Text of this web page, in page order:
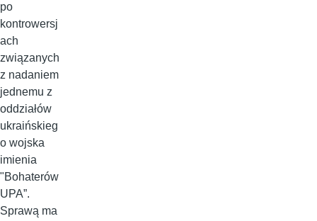
po
kontrowersj
ach
związanych
z nadaniem
jednemu z
oddziałów
ukraińskieg
o wojska
imienia
"Bohaterów
UPA”.
Sprawą ma